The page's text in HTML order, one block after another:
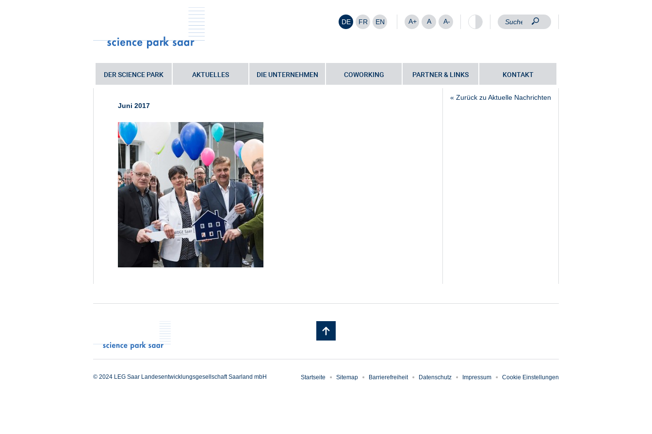
DE FR EN A+ A A-
DER SCIENCE PARK AKTUELLES DIE UNTERNEHMEN COWORKING PARTNER & LINKS KONTAKT
Sie sind hier: Startseite Feierliche Schlüsselübergabe – begleitet von vielen Wünschen •news_woge_2015-
06_schluesseluebergabe
Juni 2017
« Zurück zu Aktuelle Nachrichten
© 2024 LEG Saar Landesentwicklungsgesellschaft Saarland mbH Startseite Sitemap Barrierefreiheit Datenschutz Impressum Cookie Einstellungen